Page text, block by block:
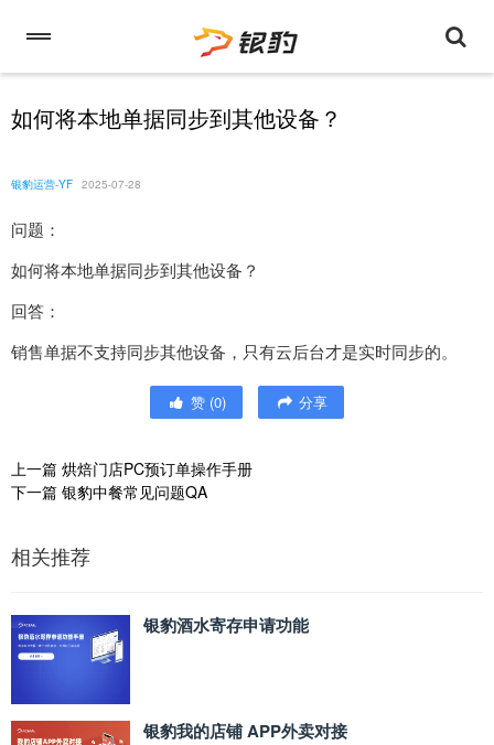
如何将本地单据同步到其他设备？
银豹运营-YF 2025-07-28
问题：
如何将本地单据同步到其他设备？
回答：
销售单据不支持同步其他设备，只有云后台才是实时同步的。
赞 (0) 分享
上一篇 烘焙门店PC预订单操作手册
下一篇 银豹中餐常见问题QA
相关推荐
银豹酒水寄存申请功能
银豹我的店铺 APP外卖对接